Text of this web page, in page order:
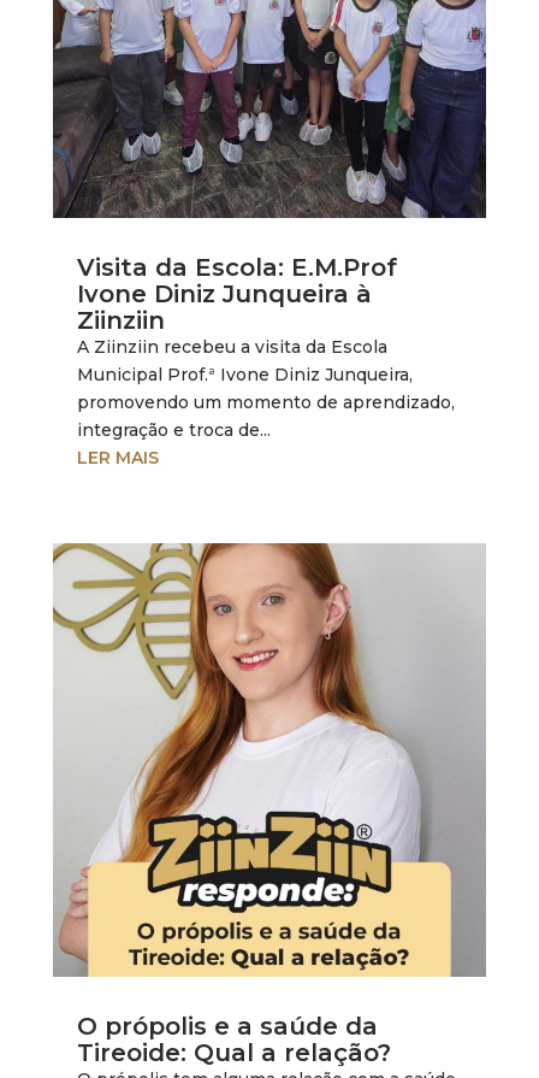
Visita da Escola: E.M.Prof
Ivone Diniz Junqueira à
Ziinziin
A Ziinziin recebeu a visita da Escola
Municipal Prof.ª Ivone Diniz Junqueira,
promovendo um momento de aprendizado,
integração e troca de...
LER MAIS
O própolis e a saúde da
Tireoide: Qual a relação?